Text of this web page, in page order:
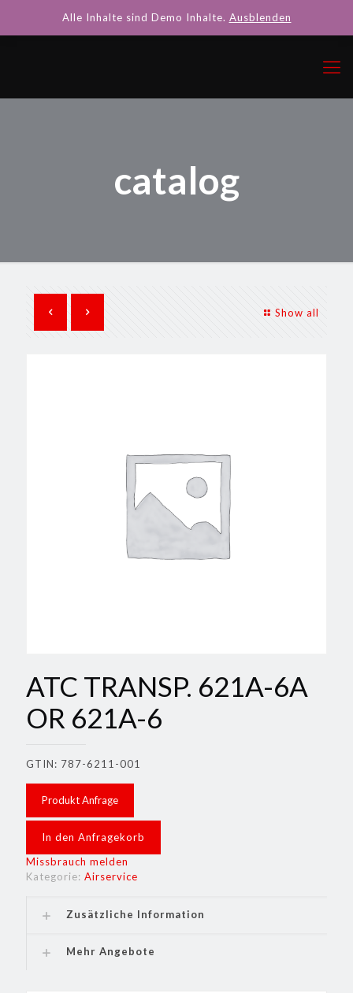
catalog
Show all
ATC TRANSP. 621A-6A
OR 621A-6
GTIN: 787-6211-001
Produkt Anfrage
In den Anfragekorb
Missbrauch melden
Kategorie: Airservice
Zusätzliche Information
Mehr Angebote
Alle Inhalte sind Demo Inhalte. Ausblenden